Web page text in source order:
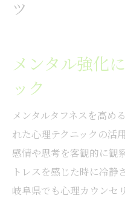
ツ
メンタル強化
ック
メンタルタフネスを高め
れた心理テクニックの活
感情や思考を客観的に観
トレスを感じた時に冷静
岐阜県でも心理カウンセ